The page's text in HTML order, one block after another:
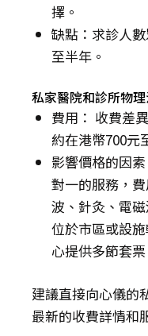
擇。
缺點：求診人
至半年。
私家醫院和診所物
費用： 收費差
約在港幣700元
影響價格的因
對一的服務，
波、針灸、電
位於市區或設
心提供多節套
建議直接向心儀的
最新的收費詳情和